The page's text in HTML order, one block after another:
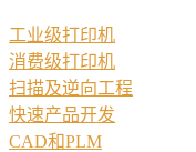
工业级打印机
消费级打印机
扫描及逆向工程
快速产品开发
CAD和PLM